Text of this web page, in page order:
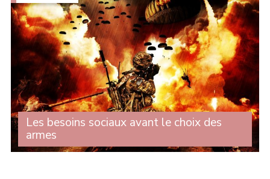
Les besoins sociaux avant le choix des
armes
Lors du débat sur les enjeux stratégiques de